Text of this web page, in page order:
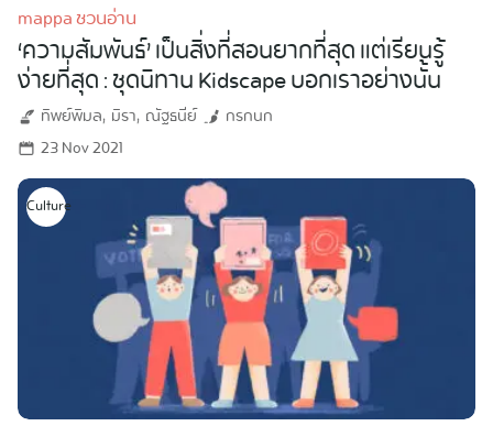
mappa ชวนอ่าน
‘ความสัมพันธ์’ เป็นสิ่งที่สอนยากที่สุด แต่เรียนรู้
ง่ายที่สุด : ชุดนิทาน Kidscape บอกเราอย่างนั้น
ทิพย์พิมล มิรา ณัฐธนีย์
กรกนก
23 Nov 2021
Culture